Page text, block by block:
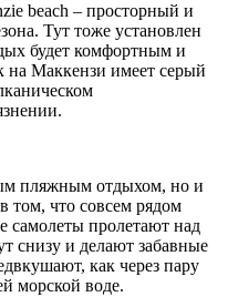
beach – просторный и
Тут тоже установлен
будет комфортным и
на Маккензи имеет серый
пляжным отдыхом, но и
том, что совсем рядом
самолеты пролетают над
и делают забавные
как через пару
морской воде.